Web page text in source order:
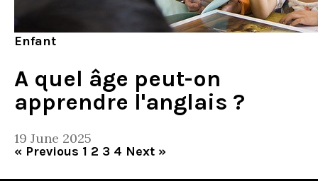
Enfant
A quel âge peut-on
apprendre l'anglais ?
19 June 2025
« Previous 1 2 3 4 Next »